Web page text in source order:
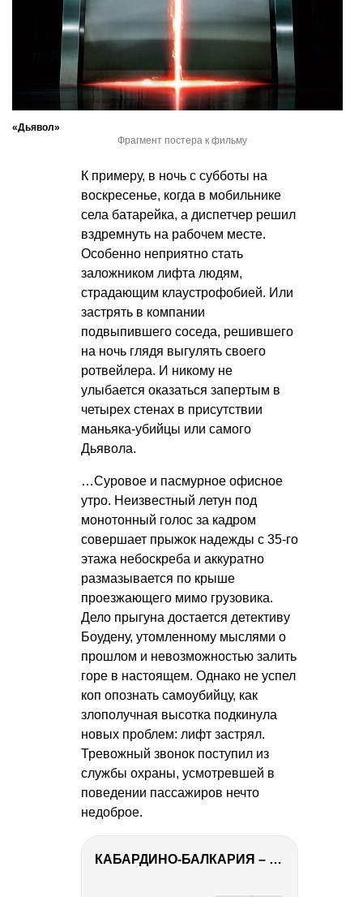
«Дьявол»
Фрагмент постера к фильму
К примеру, в ночь с субботы на
воскресенье, когда в мобильнике
села батарейка, а диспетчер решил
вздремнуть на рабочем месте.
Особенно неприятно стать
заложником лифта людям,
страдающим клаустрофобией. Или
застрять в компании
подвыпившего соседа, решившего
на ночь глядя выгулять своего
ротвейлера. И никому не
улыбается оказаться запертым в
четырех стенах в присутствии
маньяка-убийцы или самого
Дьявола.
…Суровое и пасмурное офисное
утро. Неизвестный летун под
монотонный голос за кадром
совершает прыжок надежды с 35-го
этажа небоскреба и аккуратно
размазывается по крыше
проезжающего мимо грузовика.
Дело прыгуна достается детективу
Боудену, утомленному мыслями о
прошлом и невозможностью залить
горе в настоящем. Однако не успел
коп опознать самоубийцу, как
злополучная высотка подкинула
новых проблем: лифт застрял.
Тревожный звонок поступил из
службы охраны, усмотревшей в
поведении пассажиров нечто
недоброе.
КАБАРДИНО-БАЛКАРИЯ – ПУТЕШЕСТВИЕ НА КАВКАЗ часть 3